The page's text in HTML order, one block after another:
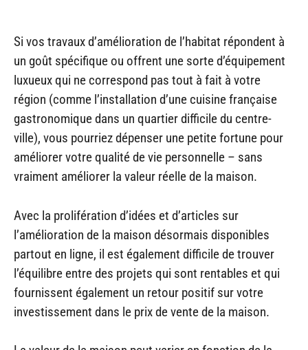
Si vos travaux d’amélioration de l’habitat répondent à
un goût spécifique ou offrent une sorte d’équipement
luxueux qui ne correspond pas tout à fait à votre
région (comme l’installation d’une cuisine française
gastronomique dans un quartier difficile du centre-
ville), vous pourriez dépenser une petite fortune pour
améliorer votre qualité de vie personnelle – sans
vraiment améliorer la valeur réelle de la maison.
Avec la prolifération d’idées et d’articles sur
l’amélioration de la maison désormais disponibles
partout en ligne, il est également difficile de trouver
l’équilibre entre des projets qui sont rentables et qui
fournissent également un retour positif sur votre
investissement dans le prix de vente de la maison.